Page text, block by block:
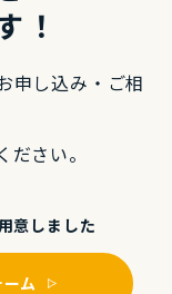
！
申し込み・ ご相
さい。
意しました
ム